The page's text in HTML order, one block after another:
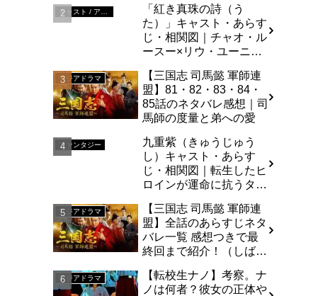
「紅き真珠の詩（う
た）」キャスト・あらす
じ・相関図｜チャオ・ル
ースー×リウ・ユーニン
劇上陸！
アジアドラマ
【三国志 司馬懿 軍師連
盟】81・82・83・84・
85話のネタバレ感想｜司
馬師の度量と弟への愛
ファンタジー
九重紫（きゅうじゅう
し）キャスト・あらす
じ・相関図｜転生したヒ
ロインが運命に抗うタイ
ー
アジアドラマ
【三国志 司馬懿 軍師連
盟】全話のあらすじネタ
バレ一覧 感想つきで最
終回まで紹介！（しば
アジアドラマ
【転校生ナノ】考察。ナ
ノは何者？彼女の正体や